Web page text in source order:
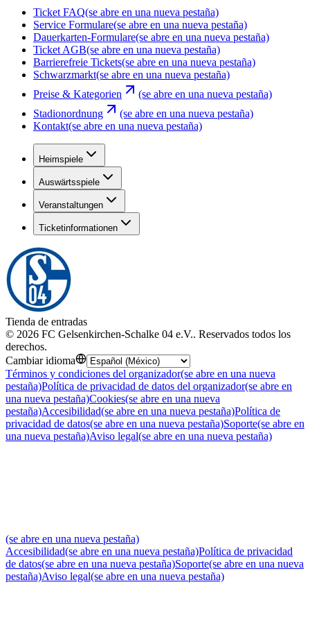
Ticket FAQ(se abre en una nueva pestaña)
Service Formulare(se abre en una nueva pestaña)
Dauerkarten-Formulare(se abre en una nueva pestaña)
Ticket AGB(se abre en una nueva pestaña)
Barrierefreie Tickets(se abre en una nueva pestaña)
Schwarzmarkt(se abre en una nueva pestaña)
Preise & Kategorien
(se abre en una nueva pestaña)
Stadionordnung
(se abre en una nueva pestaña)
Kontakt(se abre en una nueva pestaña)
Heimspiele
Auswärtsspiele
Veranstaltungen
Ticketinformationen
Tienda de entradas
© 2026 FC Gelsenkirchen-Schalke 04 e.V.. Reservados todos los
derechos.
Cambiar idioma
Términos y condiciones del organizador(se abre en una nueva
pestaña)Política de privacidad de datos del organizador(se abre en
una nueva pestaña)Cookies(se abre en una nueva
pestaña)Accesibilidad(se abre en una nueva pestaña)Política de
privacidad de datos(se abre en una nueva pestaña)Soporte(se abre en
una nueva pestaña)Aviso legal(se abre en una nueva pestaña)
(se abre en una nueva pestaña)
Accesibilidad(se abre en una nueva pestaña)Política de privacidad
de datos(se abre en una nueva pestaña)Soporte(se abre en una nueva
pestaña)Aviso legal(se abre en una nueva pestaña)